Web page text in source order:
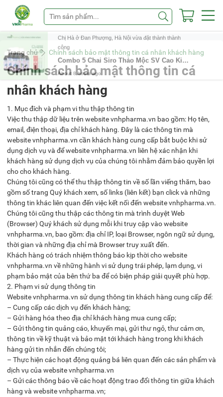
Trang chủ Chính sách bảo mật thông tin cá nhân khách hàng
Chính sách bảo mật thông tin cá
nhân khách hàng
1. Mục đích và phạm vi thu thập thông tin
Việc thu thập dữ liệu trên website vnhpharma.vn bao gồm: Họ tên,
email, điện thoại, địa chỉ khách hàng. Đây là các thông tin mà
website vnhpharma.vn cần khách hàng cung cấp bắt buộc khi sử
dụng dịch vụ và để website vnhpharma.vn liên hệ xác nhận khi
khách hàng sử dụng dịch vụ của chúng tôi nhằm đảm bảo quyền lợi
cho cho khách hàng.
Chúng tôi cũng có thể thu thập thông tin về số lần viếng thăm, bao
gồm số trang Quý khách xem, số links (liên kết) bạn click và những
thông tin khác liên quan đến việc kết nối đến website vnhpharma.vn.
Chúng tôi cũng thu thập các thông tin mà trình duyệt Web
(Browser) Quý khách sử dụng mỗi khi truy cập vào website
vnhpharma.vn, bao gồm: địa chỉ IP, loại Browser, ngôn ngữ sử dụng,
thời gian và những địa chỉ mà Browser truy xuất đến.
Khách hàng có trách nhiệm thông báo kịp thời cho website
vnhpharma.vn về những hành vi sử dụng trái phép, lạm dụng, vi
phạm bảo mật của bên thứ ba để có biện pháp giải quyết phù hợp.
2. Phạm vi sử dụng thông tin
Website vnhpharma.vn sử dụng thông tin khách hàng cung cấp để:
– Cung cấp các dịch vụ đến khách hàng;
– Gửi hàng hóa theo địa chỉ khách hàng mua cung cấp;
– Gửi thông tin quảng cáo, khuyến mại, gửi thư ngỏ, thư cảm ơn,
thông tin về kỹ thuật và bảo mật tới khách hàng trong khi khách
hàng gửi tin nhắn đến chúng tôi;
– Thực hiện các hoạt động quảng bá liên quan đến các sản phẩm và
dịch vụ của website vnhpharma.vn
– Gửi các thông báo về các hoạt động trao đổi thông tin giữa khách
hàng và website vnhpharma.vn;
Chị Hà ở Đan Phượng, Hà Nội vừa đặt thành thành
công
About 8 hours ago